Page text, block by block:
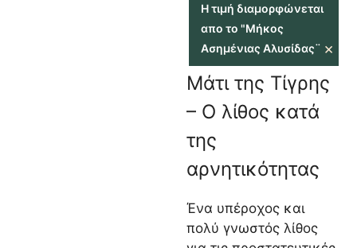
Η τιμή διαμορφώνεται
απο το "Μήκος
Ασημένιας Αλυσίδας¨ ×
Μάτι της Τίγρης
– Ο λίθος κατά
της
αρνητικότητας
Ένα υπέροχος και
πολύ γνωστός λίθος